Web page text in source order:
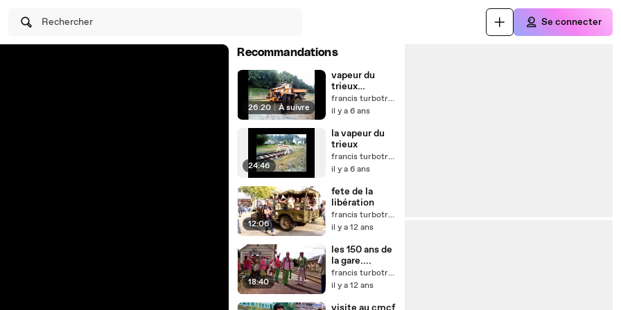
Rechercher Se connecter
Recommandations
26:20 | À suivre
vapeur du
trieux
(paimpol)
francis turbotrain
il y a 6 ans
24:46
la vapeur du
trieux
francis turbotrain
il y a 6 ans
12:06
fete de la
libération
francis turbotrain
il y a 12 ans
18:40
les 150 ans de
la gare....
francis turbotrain
il y a 12 ans